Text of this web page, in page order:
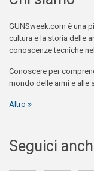
GUNSweek.com è una
cultura e la storia delle
conoscenze tecniche
Conoscere per
mondo delle armi e alle
Altro
Seguici